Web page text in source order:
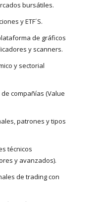
bursátiles.
y ETF´S.
de gráficos
y scanners.
y sectorial
compañías (Value
patrones y tipos
técnicos
y avanzados).
de trading con